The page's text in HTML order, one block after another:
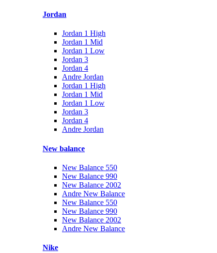
Jordan
Jordan 1 High
Jordan 1 Mid
Jordan 1 Low
Jordan 3
Jordan 4
Andre Jordan
Jordan 1 High
Jordan 1 Mid
Jordan 1 Low
Jordan 3
Jordan 4
Andre Jordan
New balance
New Balance 550
New Balance 990
New Balance 2002
Andre New Balance
New Balance 550
New Balance 990
New Balance 2002
Andre New Balance
Nike